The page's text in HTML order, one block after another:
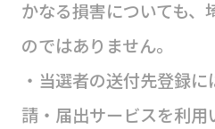
かなる損害についても、
のではありません。
・当選者の送付先登録
請・届出サービスを利用